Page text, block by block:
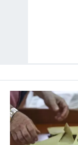
6698 sayılı Kişisel
hazırlanmış
ilgili mevzuata
almak için lütfen